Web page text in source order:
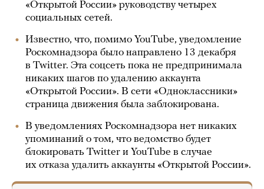
«Открытой России» руководству четырех
социальных сетей.
Известно, что, помимо YouTube, уведомление
Роскомнадзора было направлено 13 декабря
в Twitter. Эта соцсеть пока не предпринимала
никаких шагов по удалению аккаунта
«Открытой России». В сети «Одноклассники»
страница движения была заблокирована.
В уведомлениях Роскомнадзора нет никаких
упоминаний о том, что ведомство будет
блокировать Twitter и YouTube в случае
их отказа удалить аккаунты «Открытой России».